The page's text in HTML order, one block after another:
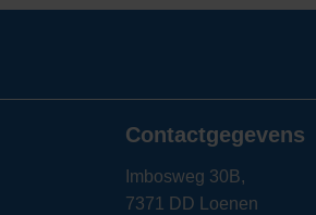
Contactgegevens
Imbosweg 30B,
7371 DD Loenen